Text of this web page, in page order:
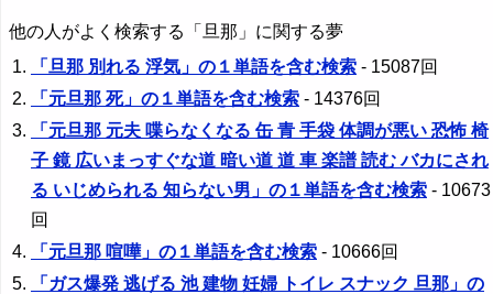
他の人がよく検索する「旦那」に関する夢
「旦那 別れる 浮気」の１単語を含む検索 - 15087回
「元旦那 死」の１単語を含む検索 - 14376回
「元旦那 元夫 喋らなくなる 缶 青 手袋 体調が悪い 恐怖 椅
子 鏡 広いまっすぐな道 暗い道 道 車 楽譜 読む バカにされ
る いじめられる 知らない男」の１単語を含む検索 - 10673
回
「元旦那 喧嘩」の１単語を含む検索 - 10666回
「ガス爆発 逃げる 池 建物 妊婦 トイレ スナック 旦那」の